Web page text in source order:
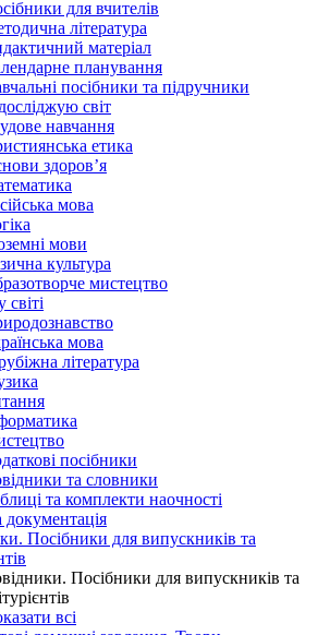
для вчителів
література
матеріал
планування
посібники та підручники
світ
навчання
етика
здоров’я
мова
мови
культура
мистецтво
світі
мова
література
посібники
та словники
та комплекти наочності
Посібники для випускників та
Посібники для випускників та
всі